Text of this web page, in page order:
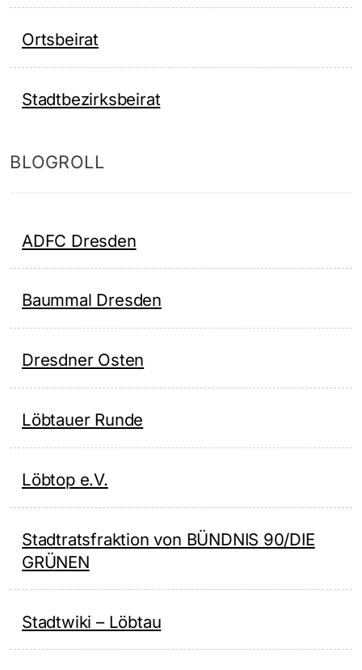
Ortsbeirat
Stadtbezirksbeirat
BLOGROLL
ADFC Dresden
Baummal Dresden
Dresdner Osten
Löbtauer Runde
Löbtop e.V.
Stadtratsfraktion von BÜNDNIS 90/DIE
GRÜNEN
Stadtwiki – Löbtau